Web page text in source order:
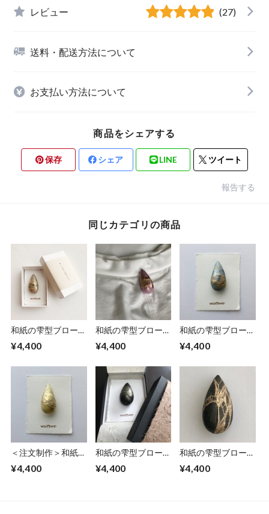
レビュー (27)
送料・配送方法について
お支払い方法について
商品をシェアする
保存 シェア LINE ツイート
報告する
同じカテゴリの商品
和紙の雫型ブローチ
¥4,400
和紙の雫型ブローチ
¥4,400
和紙の雫型ブローチ
¥4,400
＜注文制作＞和紙の
色】
¥4,400
和紙の雫型ブローチ
¥4,400
和紙の雫型ブローチ
¥4,400